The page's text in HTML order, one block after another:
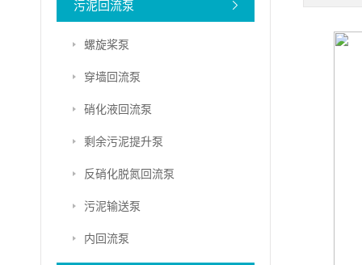
污泥回流泵
螺旋桨泵
穿墙回流泵
硝化液回流泵
剩余污泥提升泵
反硝化脱氮回流泵
污泥输送泵
内回流泵